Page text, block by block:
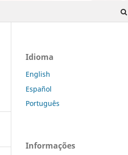
Idioma
English
Español
Português
Informações